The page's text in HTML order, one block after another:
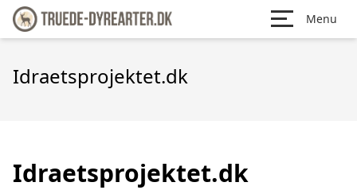
Menu
Idraetsprojektet.dk
Idraetsprojektet.dk